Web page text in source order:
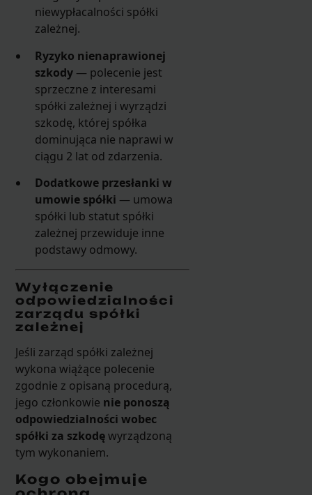
niewypłacalności spółki
zależnej.
Ryzyko nienaprawionej
szkody — polecenie jest
sprzeczne z interesami
spółki zależnej i wyrządzi
szkodę, której spółka
dominująca nie naprawi w
ciągu 2 lat od zdarzenia.
Dodatkowe przesłanki w
umowie spółki — umowa
spółki lub statut spółki
zależnej przewiduje inne
podstawy odmowy.
Wyłączenie
odpowiedzialności
zarządu spółki
zależnej
Jeśli zarząd spółki zależnej
wykona wiążące polecenie
zgodnie z opisaną procedurą,
jego członkowie nie ponoszą
odpowiedzialności wobec
spółki za szkodęwyrządzoną
tym wykonaniem.
Kogo obejmuje